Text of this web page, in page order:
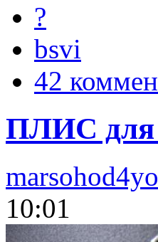
?
bsvi
42
ПЛИС для
10:01